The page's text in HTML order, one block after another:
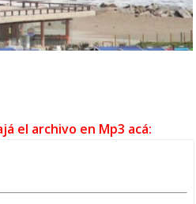
el archivo en Mp3 acá: